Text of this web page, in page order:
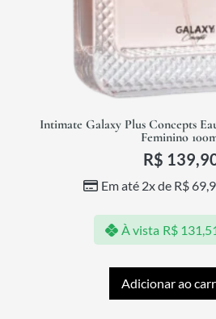
Intimate Galaxy Plus Concepts
Feminino
R$
Em até 2x de R$
À vista R$
Adicionar ao